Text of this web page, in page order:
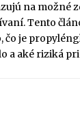
na možné
Tento
čo je
a aké riziká